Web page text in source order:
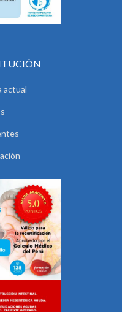
actual